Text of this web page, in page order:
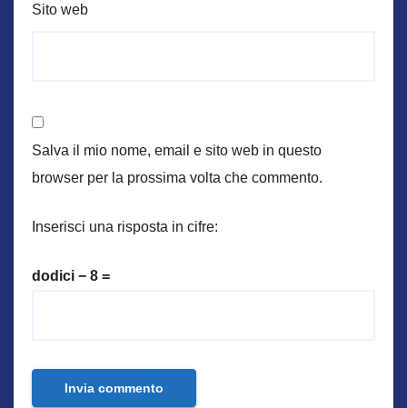
Sito web
Salva il mio nome, email e sito web in questo
browser per la prossima volta che commento.
Inserisci una risposta in cifre:
dodici − 8 =